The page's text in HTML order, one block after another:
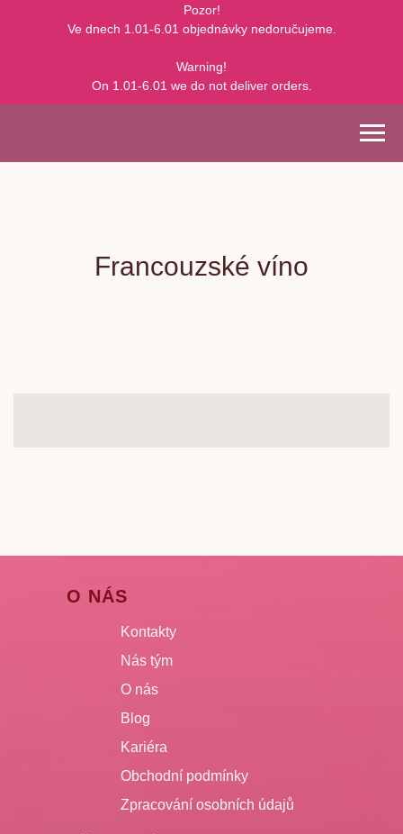
Pozor!
Ve dnech 1.01-6.01 objednávky nedoručujeme.
Warning!
On 1.01-6.01 we do not deliver orders.
Francouzské víno
O NÁS
Kontakty
Nás tým
O nás
Blog
Kariéra
Obchodní podmínky
Zpracování osobních údajů